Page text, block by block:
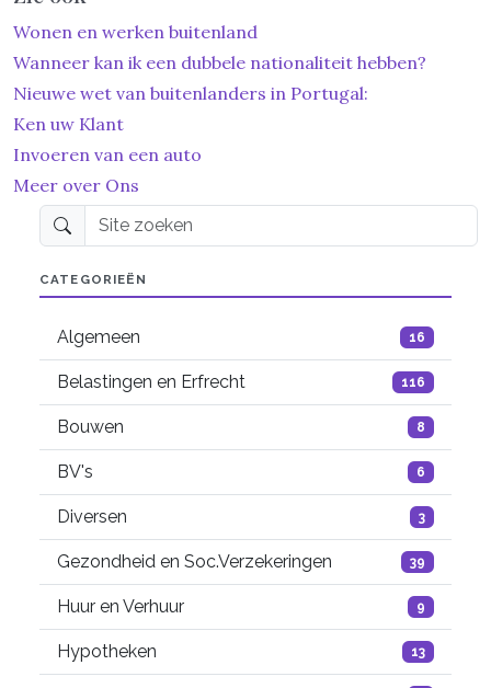
Wonen en werken buitenland
Wanneer kan ik een dubbele nationaliteit hebben?
Nieuwe wet van buitenlanders in Portugal:
Ken uw Klant
Invoeren van een auto
Meer over Ons
CATEGORIEËN
Algemeen 16
Belastingen en Erfrecht 116
Bouwen 8
BV's 6
Diversen 3
Gezondheid en Soc.Verzekeringen 39
Huur en Verhuur 9
Hypotheken 13